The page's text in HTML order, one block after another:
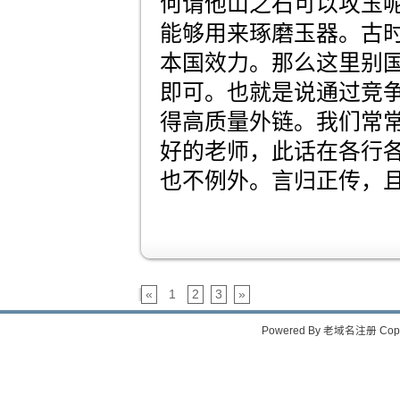
能够用来琢磨玉器。古
本国效力。那么这里别
即可。也就是说通过竞
得高质量外链。我们常
好的老师，此话在各行
也不例外。言归正传，
« 1 2 3 »
Powered By 老域名注册